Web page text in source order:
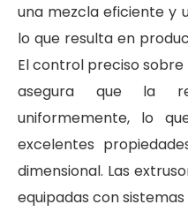
una mezcla eficiente y
lo que resulta en
El control preciso
asegura que la
uniformemente, lo
excelentes
dimensional. Las
equipadas con